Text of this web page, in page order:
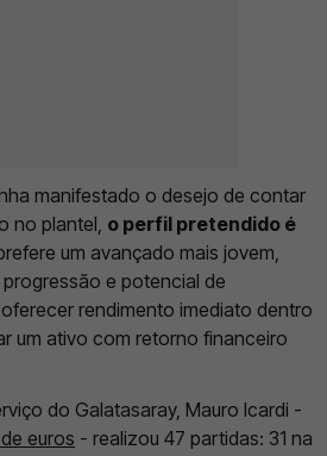
manifestado o desejo de contar
no plantel, o perfil pretendido é
um avançado mais jovem,
e potencial de
rendimento imediato dentro
um ativo com retorno financeiro
do Galatasaray, Mauro Icardi -
euros - realizou 47 partidas: 31 na